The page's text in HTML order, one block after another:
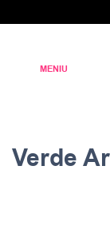
Verde